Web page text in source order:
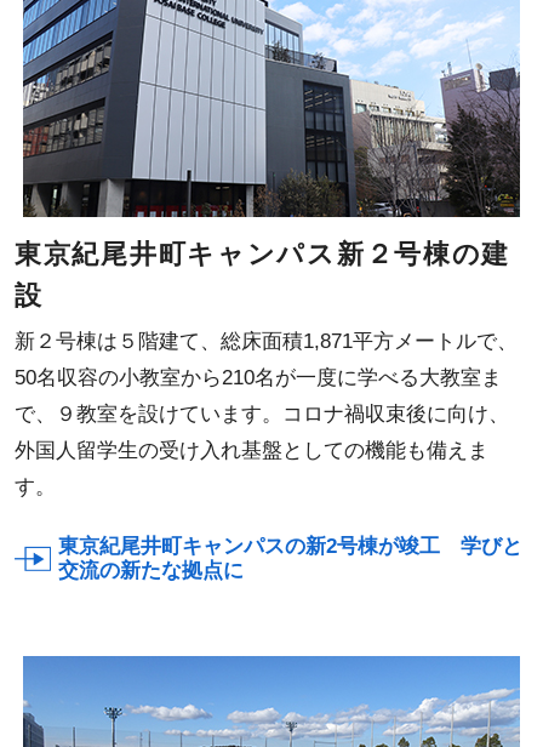
東京紀尾井町キャンパス新２号棟の建
設
新２号棟は５階建て、総床面積1,871平方メートルで、
50名収容の小教室から210名が一度に学べる大教室ま
で、９教室を設けています。コロナ禍収束後に向け、
外国人留学生の受け入れ基盤としての機能も備えま
す。
東京紀尾井町キャンパスの新2号棟が竣工 学びと
交流の新たな拠点に